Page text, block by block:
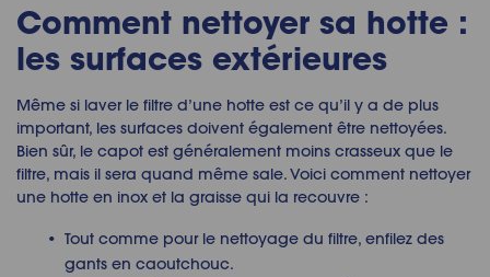
Comment nettoyer sa hotte :
les surfaces extérieures
Même si laver le filtre d’une hotte est ce qu’il y a de plus
important, les surfaces doivent également être nettoyées.
Bien sûr, le capot est généralement moins crasseux que le
filtre, mais il sera quand même sale. Voici comment nettoyer
une hotte en inox et la graisse qui la recouvre :
Tout comme pour le nettoyage du filtre, enfilez des
gants en caoutchouc.